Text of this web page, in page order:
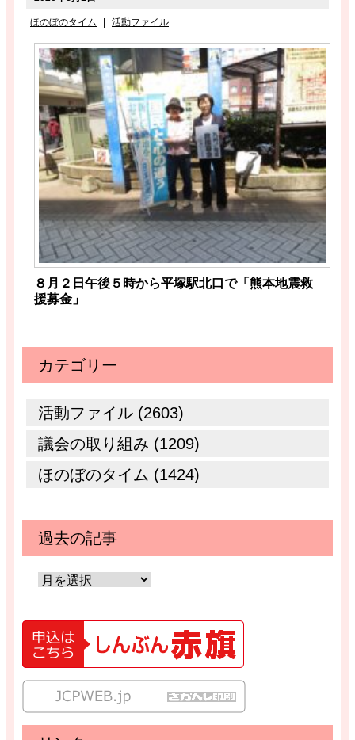
ほのぼのタイム 活動ファイル
８月２日午後５時から平塚駅北口で「熊本地震救
援募金」
カテゴリー
活動ファイル (2603)
議会の取り組み (1209)
ほのぼのタイム (1424)
過去の記事